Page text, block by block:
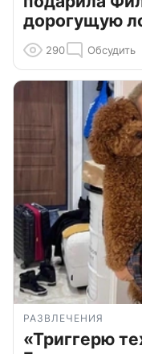
дорогущую
290 Обсудить
РАЗВЛЕЧЕНИЯ
«Триггерю